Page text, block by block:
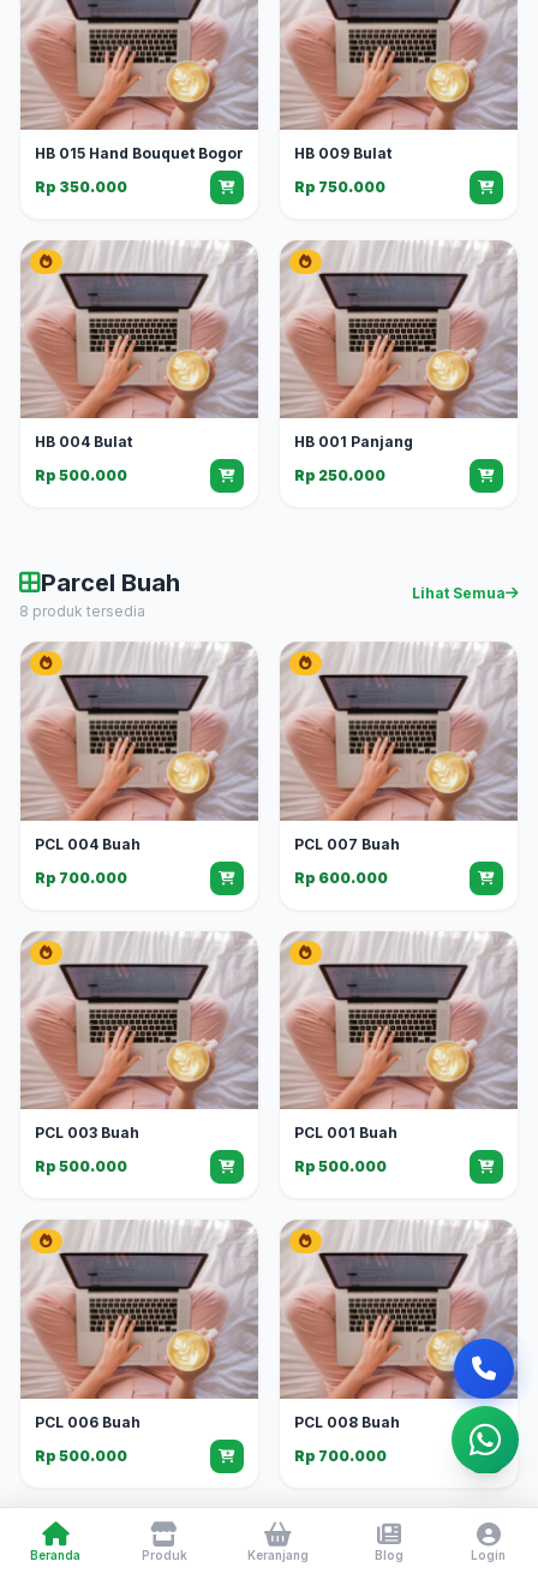
HB 015 Hand Bouquet Bogor
Rp 350.000
HB 009 Bulat
Rp 750.000
HB 004 Bulat
Rp 500.000
HB 001 Panjang
Rp 250.000
Parcel Buah
8 produk tersedia
Lihat Semua
PCL 004 Buah
Rp 700.000
PCL 007 Buah
Rp 600.000
PCL 003 Buah
Rp 500.000
PCL 001 Buah
Rp 500.000
PCL 006 Buah
Rp 500.000
PCL 008 Buah
Rp 700.000
Beranda Produk Keranjang Blog Login